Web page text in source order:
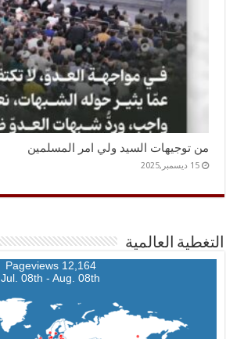
من توجيهات السيد ولي امر المسلمين
15 ديسمبر,2025
التغطية العالمية
12,164 Pageviews
Jul. 08th - Aug. 08th